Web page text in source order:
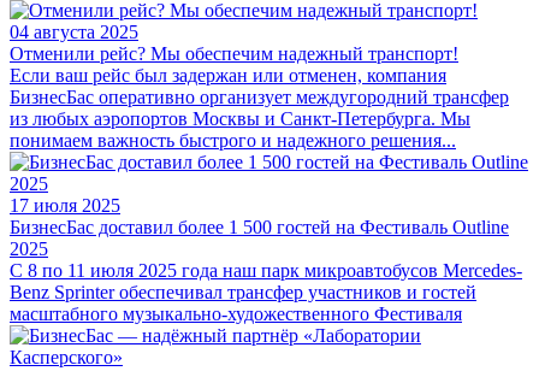
04 августа 2025
Отменили рейс? Мы обеспечим надежный транспорт!
Если ваш рейс был задержан или отменен, компания
БизнесБас оперативно организует междугородний трансфер
из любых аэропортов Москвы и Санкт-Петербурга. Мы
понимаем важность быстрого и надежного решения...
17 июля 2025
БизнесБас доставил более 1 500 гостей на Фестиваль Outline
2025
С 8 по 11 июля 2025 года наш парк микроавтобусов Mercedes-
Benz Sprinter обеспечивал трансфер участников и гостей
масштабного музыкально-художественного Фестиваля